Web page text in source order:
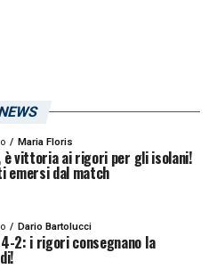
Maria Floris
è vittoria ai rigori per gli isolani!
emersi dal match
Dario Bartolucci
2: i rigori consegnano la